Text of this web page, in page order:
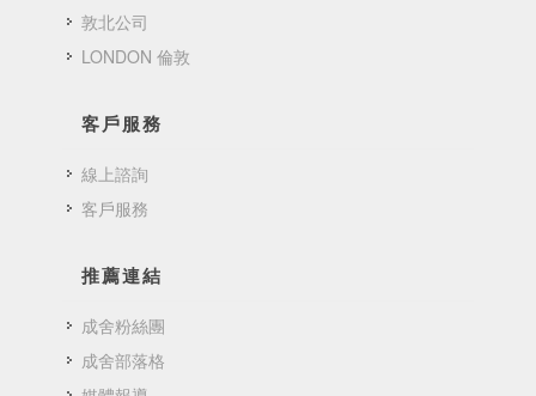
敦北公司
LONDON 倫敦
客戶服務
線上諮詢
客戶服務
推薦連結
成舍粉絲團
成舍部落格